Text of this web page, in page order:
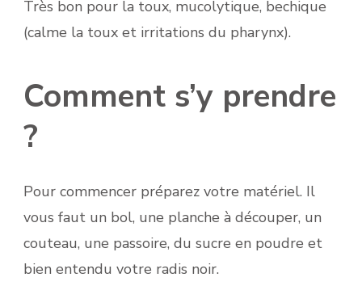
Très bon pour la toux, mucolytique, bechique
(calme la toux et irritations du pharynx).
Comment s’y prendre
?
Pour commencer préparez votre matériel. Il
vous faut un bol, une planche à découper, un
couteau, une passoire, du sucre en poudre et
bien entendu votre radis noir.